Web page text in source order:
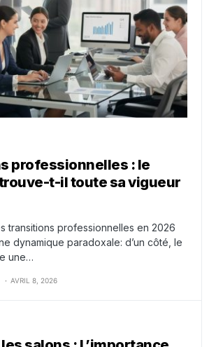
professionnelles : le
t-il toute sa vigueur
transitions professionnelles en 2026
dynamique paradoxale: d’un côté, le
une…
AVRIL 8, 2026